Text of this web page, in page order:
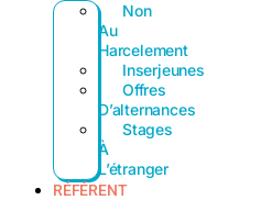
Non
Au
Harcelement
Inserjeunes
Offres
D’alternances
Stages
À
L’étranger
RÉFÉRENT